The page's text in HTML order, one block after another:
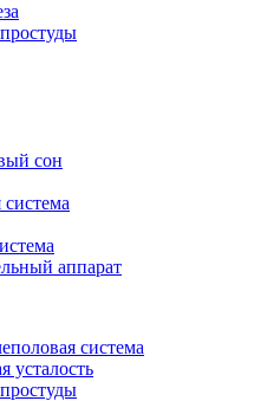
сон
аппарат
система
усталость